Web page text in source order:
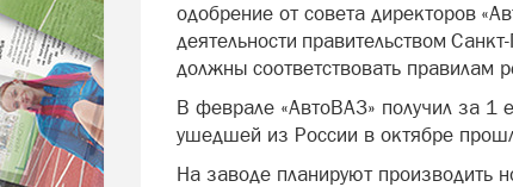
одобрение от совета директоров
деятельности правительством
должны соответствовать правилам
В феврале «АвтоВАЗ» получил за 1
ушедшей из России в октябре
На заводе планируют производить